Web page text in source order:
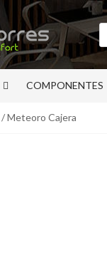
COMPONENTES
/ Meteoro Cajera